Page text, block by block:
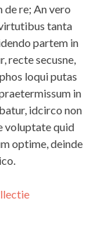
de re; An vero
tanta
partem in
recte secusne,
loqui putas
in
idcirco non
voluptate quid
optime, deinde